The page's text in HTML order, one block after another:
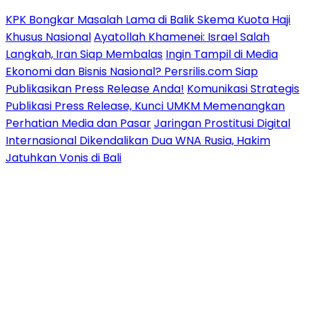
KPK Bongkar Masalah Lama di Balik Skema Kuota Haji
Khusus NasionalAyatollah Khamenei: Israel Salah
Langkah, Iran Siap Membalas Ingin Tampil di Media
Ekonomi dan Bisnis Nasional? Persrilis.com Siap
Publikasikan Press Release Anda! Komunikasi Strategis
Publikasi Press Release, Kunci UMKM Memenangkan
Perhatian Media dan PasarJaringan Prostitusi Digital
Internasional Dikendalikan Dua WNA Rusia, Hakim
Jatuhkan Vonis di Bali